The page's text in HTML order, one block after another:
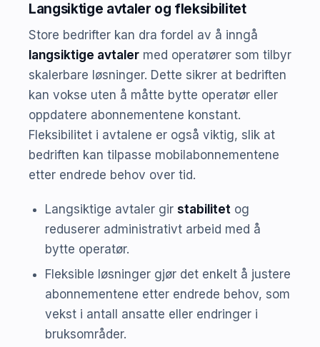
Langsiktige avtaler og fleksibilitet
Store bedrifter kan dra fordel av å inngå
langsiktige avtaler med operatører som tilbyr
skalerbare løsninger. Dette sikrer at bedriften
kan vokse uten å måtte bytte operatør eller
oppdatere abonnementene konstant.
Fleksibilitet i avtalene er også viktig, slik at
bedriften kan tilpasse mobilabonnementene
etter endrede behov over tid.
Langsiktige avtaler gir stabilitet og
reduserer administrativt arbeid med å
bytte operatør.
Fleksible løsninger gjør det enkelt å justere
abonnementene etter endrede behov, som
vekst i antall ansatte eller endringer i
bruksområder.